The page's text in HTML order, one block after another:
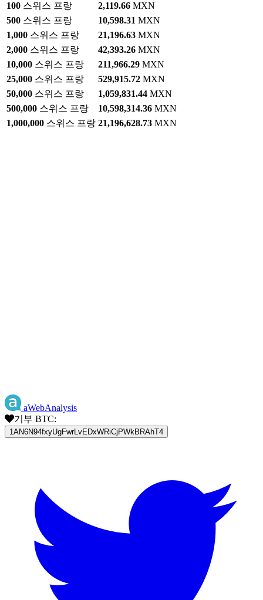
100 스위스 프랑 2,119.66 MXN
500 스위스 프랑 10,598.31 MXN
1,000 스위스 프랑 21,196.63 MXN
2,000 스위스 프랑 42,393.26 MXN
10,000 스위스 프랑 211,966.29 MXN
25,000 스위스 프랑 529,915.72 MXN
50,000 스위스 프랑 1,059,831.44 MXN
500,000 스위스 프랑 10,598,314.36 MXN
1,000,000 스위스 프랑 21,196,628.73 MXN
aWebAnalysis
기부 BTC:
1AN6N94fxyUgFwrLvEDxWRiCjPWkBRAhT4